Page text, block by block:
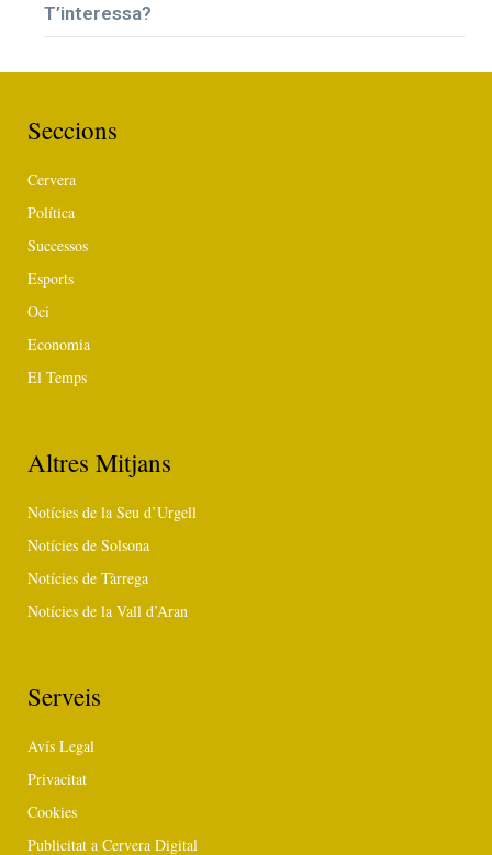
T’interessa?
Seccions
Cervera
Política
Successos
Esports
Oci
Economia
El Temps
Altres Mitjans
Notícies de la Seu d’Urgell
Notícies de Solsona
Notícies de Tàrrega
Notícies de la Vall d’Aran
Serveis
Avís Legal
Privacitat
Cookies
Publicitat a Cervera Digital